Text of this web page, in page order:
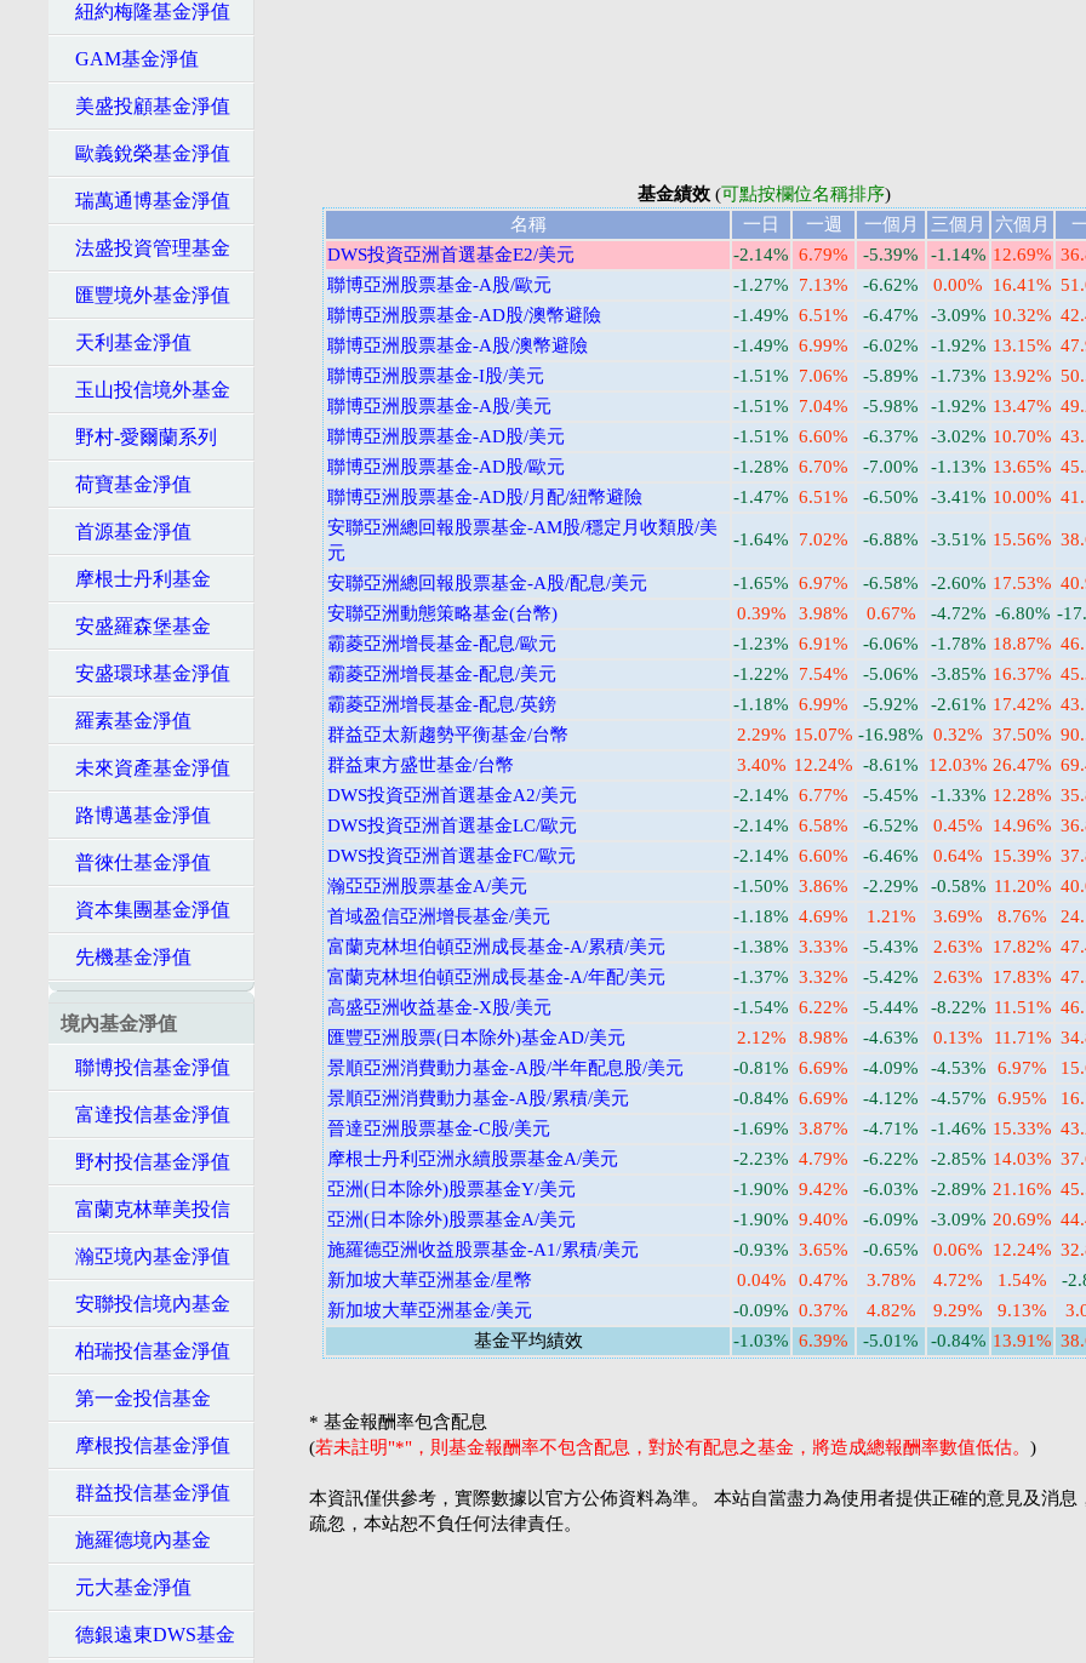
紐約梅隆基金淨值
GAM基金淨值
美盛投顧基金淨值
歐義銳榮基金淨值
瑞萬通博基金淨值
法盛投資管理基金
匯豐境外基金淨值
天利基金淨值
玉山投信境外基金
野村-愛爾蘭系列
荷寶基金淨值
首源基金淨值
摩根士丹利基金
安盛羅森堡基金
安盛環球基金淨值
羅素基金淨值
未來資產基金淨值
路博邁基金淨值
普徠仕基金淨值
資本集團基金淨值
先機基金淨值
境內基金淨值
聯博投信基金淨值
富達投信基金淨值
野村投信基金淨值
富蘭克林華美投信
瀚亞境內基金淨值
安聯投信境內基金
柏瑞投信基金淨值
第一金投信基金
摩根投信基金淨值
群益投信基金淨值
施羅德境內基金
元大基金淨值
德銀遠東DWS基金
基金績效(可點按欄位名稱排序)
名稱
一日 一週 一個月 三個月 六個月
DWS投資亞洲首選基金E2/美元
-2.14% 6.79% -5.39% -1.14% 12.69%
聯博亞洲股票基金-A股/歐元
-1.27% 7.13% -6.62% 0.00% 16.41%
聯博亞洲股票基金-AD股/澳幣避險
-1.49% 6.51% -6.47% -3.09% 10.32%
聯博亞洲股票基金-A股/澳幣避險
-1.49% 6.99% -6.02% -1.92% 13.15%
聯博亞洲股票基金-I股/美元
-1.51% 7.06% -5.89% -1.73% 13.92%
聯博亞洲股票基金-A股/美元
-1.51% 7.04% -5.98% -1.92% 13.47%
聯博亞洲股票基金-AD股/美元
-1.51% 6.60% -6.37% -3.02% 10.70%
聯博亞洲股票基金-AD股/歐元
-1.28% 6.70% -7.00% -1.13% 13.65%
聯博亞洲股票基金-AD股/月配/紐幣避險
-1.47% 6.51% -6.50% -3.41% 10.00%
安聯亞洲總回報股票基金-AM股/穩定月收類股/美
元
-1.64% 7.02% -6.88% -3.51% 15.56%
安聯亞洲總回報股票基金-A股/配息/美元 -1.65% 6.97% -6.58% -2.60% 17.53%
安聯亞洲動態策略基金(台幣)
0.39% 3.98% 0.67% -4.72% -6.80% -
霸菱亞洲增長基金-配息/歐元
-1.23% 6.91% -6.06% -1.78% 18.87%
霸菱亞洲增長基金-配息/美元
-1.22% 7.54% -5.06% -3.85% 16.37%
霸菱亞洲增長基金-配息/英鎊
-1.18% 6.99% -5.92% -2.61% 17.42%
群益亞太新趨勢平衡基金/台幣
2.29% 15.07% -16.98% 0.32% 37.50%
群益東方盛世基金/台幣
3.40% 12.24% -8.61% 12.03% 26.47%
DWS投資亞洲首選基金A2/美元
-2.14% 6.77% -5.45% -1.33% 12.28%
DWS投資亞洲首選基金LC/歐元
-2.14% 6.58% -6.52% 0.45% 14.96%
DWS投資亞洲首選基金FC/歐元
-2.14% 6.60% -6.46% 0.64% 15.39%
瀚亞亞洲股票基金A/美元
-1.50% 3.86% -2.29% -0.58% 11.20%
首域盈信亞洲增長基金/美元
-1.18% 4.69% 1.21% 3.69% 8.76%
富蘭克林坦伯頓亞洲成長基金-A/累積/美元
-1.38% 3.33% -5.43% 2.63% 17.82%
富蘭克林坦伯頓亞洲成長基金-A/年配/美元
-1.37% 3.32% -5.42% 2.63% 17.83%
高盛亞洲收益基金-X股/美元
-1.54% 6.22% -5.44% -8.22% 11.51%
匯豐亞洲股票(日本除外)基金AD/美元
2.12% 8.98% -4.63% 0.13% 11.71%
景順亞洲消費動力基金-A股/半年配息股/美元
-0.81% 6.69% -4.09% -4.53% 6.97%
景順亞洲消費動力基金-A股/累積/美元
-0.84% 6.69% -4.12% -4.57% 6.95%
晉達亞洲股票基金-C股/美元
-1.69% 3.87% -4.71% -1.46% 15.33%
摩根士丹利亞洲永續股票基金A/美元
-2.23% 4.79% -6.22% -2.85% 14.03%
亞洲(日本除外)股票基金Y/美元
-1.90% 9.42% -6.03% -2.89% 21.16%
亞洲(日本除外)股票基金A/美元
-1.90% 9.40% -6.09% -3.09% 20.69%
施羅德亞洲收益股票基金-A1/累積/美元
-0.93% 3.65% -0.65% 0.06% 12.24%
新加坡大華亞洲基金/星幣
0.04% 0.47% 3.78% 4.72% 1.54%
-
新加坡大華亞洲基金/美元
-0.09% 0.37% 4.82% 9.29% 9.13%
基金平均績效
-1.03% 6.39% -5.01% -0.84% 13.91%
* 基金報酬率包含配息
(若未註明"*"，則基金報酬率不包含配息，對於有配息之基金，將造成總報酬率數值低估。 )
本資訊僅供參考，實際數據以官方公佈資料為準。 本站自當盡力為使用者提供正確的意見及消息
疏忽，本站恕不負任何法律責任。